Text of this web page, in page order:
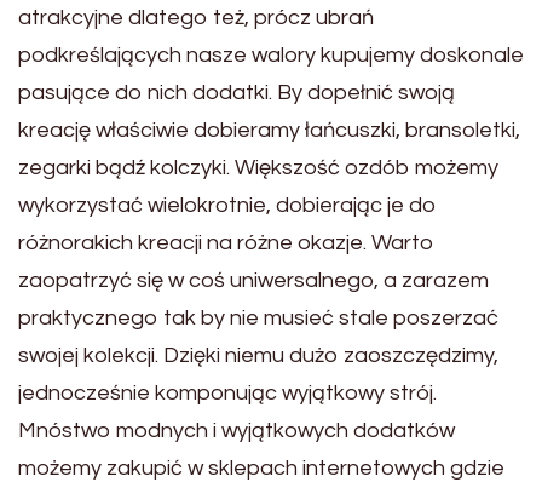
atrakcyjne dlatego też, prócz ubrań
podkreślających nasze walory kupujemy doskonale
pasujące do nich dodatki. By dopełnić swoją
kreację właściwie dobieramy łańcuszki, bransoletki,
zegarki bądź kolczyki. Większość ozdób możemy
wykorzystać wielokrotnie, dobierając je do
różnorakich kreacji na różne okazje. Warto
zaopatrzyć się w coś uniwersalnego, a zarazem
praktycznego tak by nie musieć stale poszerzać
swojej kolekcji. Dzięki niemu dużo zaoszczędzimy,
jednocześnie komponując wyjątkowy strój.
Mnóstwo modnych i wyjątkowych dodatków
możemy zakupić w sklepach internetowych gdzie